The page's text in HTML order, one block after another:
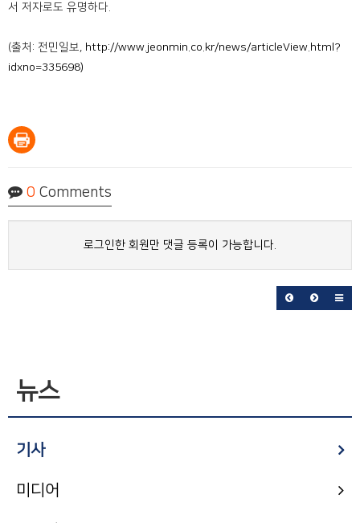
서 저자로도 유명하다.
(출처: 전민일보, http://www.jeonmin.co.kr/news/articleView.html?
idxno=335698)
0 Comments
로그인한 회원만 댓글 등록이 가능합니다.
뉴스
기사
미디어